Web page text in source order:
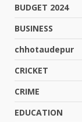
BUDGET 2024
BUSINESS
chhotaudepur
CRICKET
CRIME
EDUCATION